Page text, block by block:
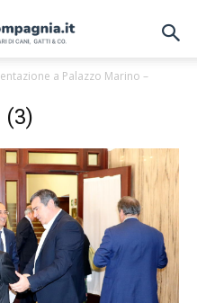
a Palazzo Marino –
(3)